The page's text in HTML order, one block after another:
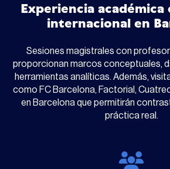
Experiencia
internacional en
Sesiones magistrales con
proporcionan marcos conceptuales,
herramientas analíticas. Además,
como FC Barcelona, Factorial,
en Barcelona que permitirán
práctica real.